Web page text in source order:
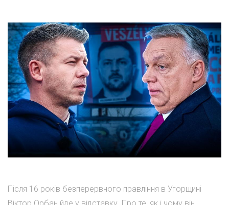
Після 16 років безперервного правління в Угорщині